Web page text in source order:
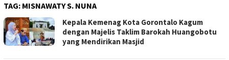
TAG: MISNAWATY S. NUNA
Kepala Kemenag Kota Gorontalo Kagum
dengan Majelis Taklim Barokah Huangobotu
yang Mendirikan Masjid